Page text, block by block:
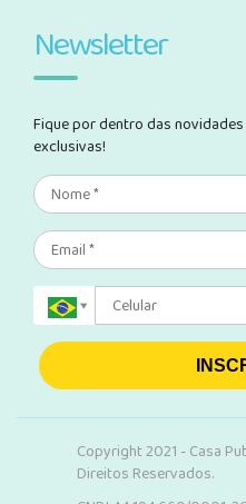
Newsletter
Fique por dentro das
exclusivas!
Copyright 2021 - Casa
Direitos Reservados.